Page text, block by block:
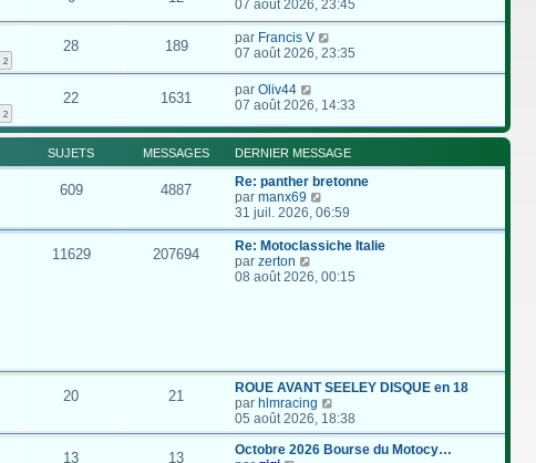
07 août 2026, 23:45
2
28 189 par Francis V
07 août 2026, 23:35
2
22 1631 par Oliv44
07 août 2026, 14:33
SUJETS MESSAGES DERNIER MESSAGE
609 4887
Re: panther bretonne
par manx69
o
n
s
l
e
r
n
e
31 juil. 2026, 06:59
11629 207694
Re: Motoclassiche Italie
par zerton
o
e
r
l
e
d
e
08 août 2026, 00:15
20 21
ROUE AVANT SEELEY DISQUE en 18
par hlmracing
o
n
s
05 août 2026, 18:38
13 13
Octobre 2026 Bourse du Motocy…